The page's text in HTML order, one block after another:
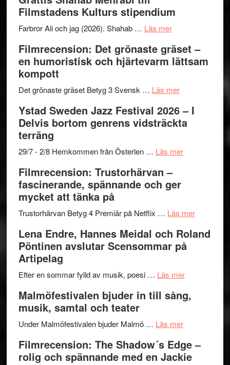
Files:
I
Want
Believe
–
Frankenshtey
med
Fox
och
Scully
West
presenterar
nya
titlar
årets
Filmstadens Kulturs stipendium
Farbror Ali och jag (2026). Shahab … Läs merom
Shahab
Mehrabi
Filmstadens
stipendium
Filmrecension: Det grönaste gräset –
en humoristisk och hjärtevarm lättsam
kompott
Det grönaste gräset Betyg 3 Svensk … Läs merom
Det
grönaste
–
och
lättsam
Ystad Sweden Jazz Festival 2026 – I
Delvis bortom genrens vidsträckta
terräng
29/7 - 2/8 Hemkommen från Österlen … Läs merom
2026
I
Delvis
genrens
terräng
Filmrecension: Trustorhärvan –
fascinerande, spännande och ger
mycket att tänka på
Trustorhärvan Betyg 4 Premiär på Netflix … Läs merom
på
Lena Endre, Hannes Meidal och Roland
Pöntinen avslutar Scensommar på
Artipelag
Efter en sommar fylld av musik, poesi … Läs merom
Endre,
Roland
Pöntinen
Malmöfestivalen bjuder in till sång,
musik, samtal och teater
Under Malmöfestivalen bjuder Malmö … Läs merom
bjuder
in
Filmrecension: The Shadow´s Edge –
rolig och spännande med en Jackie